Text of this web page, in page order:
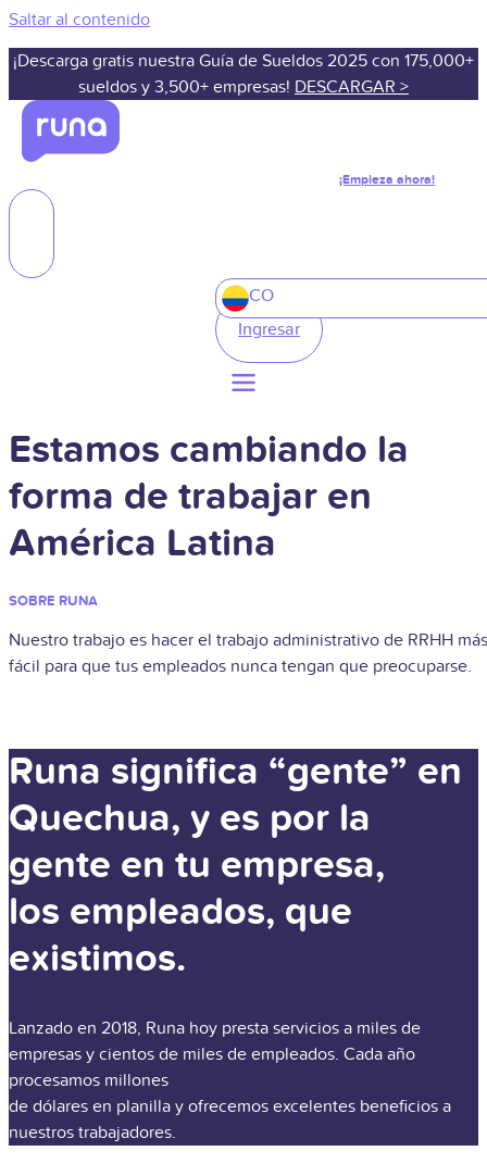
Saltar al contenido
¡Descarga gratis nuestra Guía de Sueldos 2025 con 175,000+
sueldos y 3,500+ empresas! DESCARGAR >
¡Empieza ahora!
CO
Ingresar
Estamos cambiando la
forma de trabajar en
América Latina
SOBRE RUNA
Nuestro trabajo es hacer el trabajo administrativo de RRHH más
fácil para que tus empleados nunca tengan que preocuparse.
Runa significa “gente” en
Quechua, y es por la
gente en tu empresa,
los empleados, que
existimos.
Lanzado en 2018, Runa hoy presta servicios a miles de
empresas y cientos de miles de empleados. Cada año
procesamos millones
de dólares en planilla y ofrecemos excelentes beneficios a
nuestros trabajadores.